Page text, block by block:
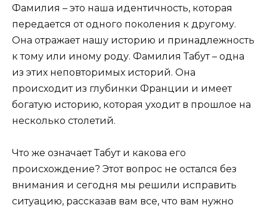
Фамилия – это наша идентичность, которая
передается от одного поколения к другому.
Она отражает нашу историю и принадлежность
к тому или иному роду. Фамилия Табут – одна
из этих неповторимых историй. Она
происходит из глубинки Франции и имеет
богатую историю, которая уходит в прошлое на
несколько столетий.
Что же означает Табут и какова его
происхождение? Этот вопрос не остался без
внимания и сегодня мы решили исправить
ситуацию, рассказав вам все, что вам нужно